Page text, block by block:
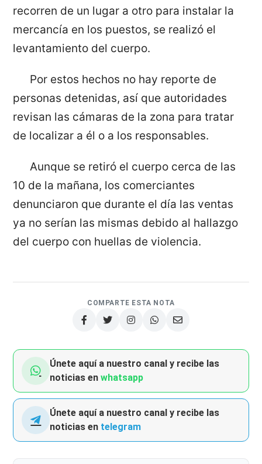
recorren de un lugar a otro para instalar la
mercancía en los puestos, se realizó el
levantamiento del cuerpo.
Por estos hechos no hay reporte de
personas detenidas, así que autoridades
revisan las cámaras de la zona para tratar
de localizar a él o a los responsables.
Aunque se retiró el cuerpo cerca de las
10 de la mañana, los comerciantes
denunciaron que durante el día las ventas
ya no serían las mismas debido al hallazgo
del cuerpo con huellas de violencia.
COMPARTE ESTA NOTA
Únete aquí a nuestro canal y recibe las
noticias enwhatsapp
Únete aquí a nuestro canal y recibe las
noticias en telegram